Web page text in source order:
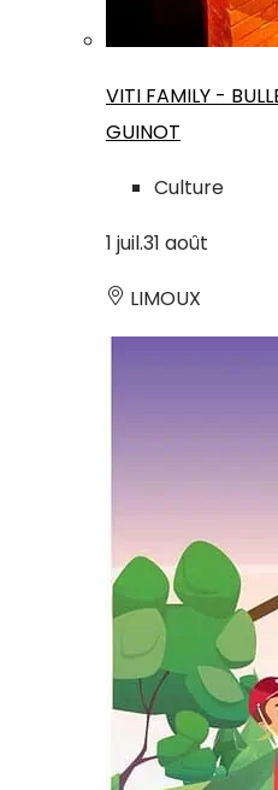
VITI FAMILY -
GUINOT
Culture
1 juil.31 août
LIMOUX